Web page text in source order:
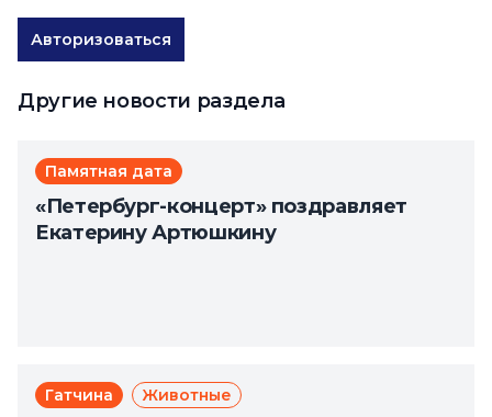
Авторизоваться
Другие новости раздела
Памятная дата
«Петербург-концерт» поздравляет
Екатерину Артюшкину
Гатчина Животные